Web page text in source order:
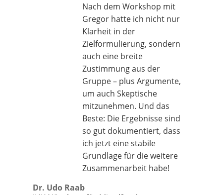
Nach dem Workshop mit
Gregor hatte ich nicht nur
Klarheit in der
Zielformulierung, sondern
auch eine breite
Zustimmung aus der
Gruppe – plus Argumente,
um auch Skeptische
mitzunehmen. Und das
Beste: Die Ergebnisse sind
so gut dokumentiert, dass
ich jetzt eine stabile
Grundlage für die weitere
Zusammenarbeit habe!
Dr. Udo Raab